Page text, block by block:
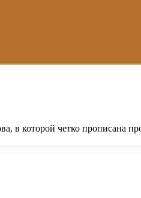
в которой четко прописана